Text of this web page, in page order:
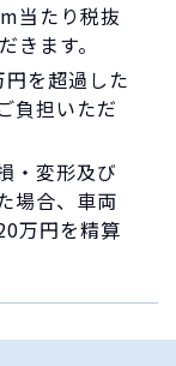
当たり税抜
きます。
を超過した
負担いただ
・変形及び
場合、車両
万円を精算